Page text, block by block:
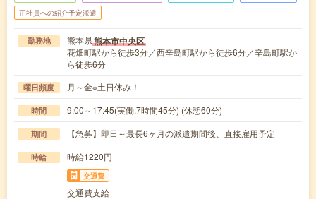
正社員への紹介予定派遣
勤務地 熊本県熊本市中央区
花畑町駅から徒歩3分／西辛島町駅から徒歩6分／辛島町駅か
ら徒歩6分
曜日頻度 月～金※土日休み！
時間 9:00～17:45(実働:7時間45分) (休憩60分)
期間 【急募】即日～最長6ヶ月の派遣期間後、直接雇用予定
時給 時給1220円
交通費
交通費支給